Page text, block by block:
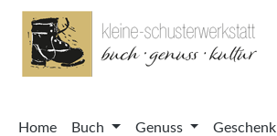
Zur Hauptnavigation springen
Home Buch Genuss Geschenk